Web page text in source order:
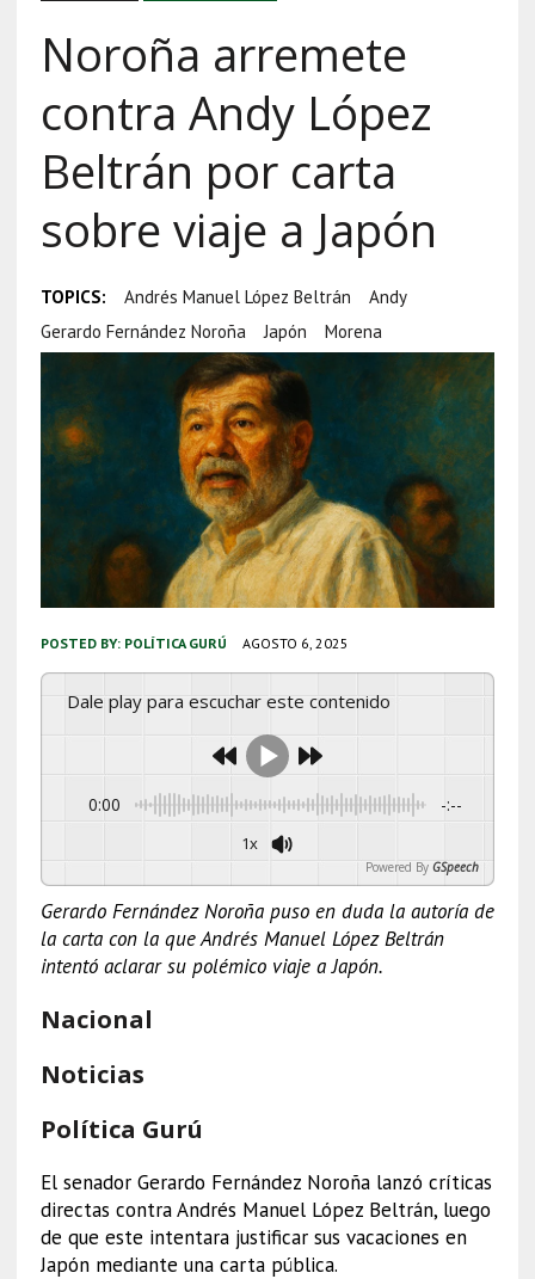
Noroña arremete
contra Andy López
Beltrán por carta
sobre viaje a Japón
TOPICS: Andrés Manuel López Beltrán
Andy
Gerardo Fernández Noroña
Japón Morena
POSTED BY: POLÍTICA GURÚ AGOSTO 6, 2025
Dale play para escuchar este contenido
0:00 -:--
1x
Powered By GSpeech
Gerardo Fernández Noroña puso en duda la autoría de
la carta con la que Andrés Manuel López Beltrán
intentó aclarar su polémico viaje a Japón.
Nacional
Noticias
Política Gurú
El senador Gerardo Fernández Noroña lanzó críticas
directas contra Andrés Manuel López Beltrán, luego
de que este intentara justificar sus vacaciones en
Japón mediante una carta pública.